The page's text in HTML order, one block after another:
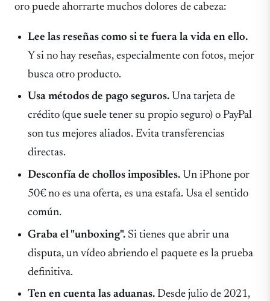
oro puede ahorrarte muchos dolores de cabeza:
Lee las reseñas como si te fuera la vida en ello.
Y si no hay reseñas, especialmente con fotos, mejor
busca otro producto.
Usa métodos de pago seguros. Una tarjeta de
crédito (que suele tener su propio seguro) o PayPal
son tus mejores aliados. Evita transferencias
directas.
Desconfía de chollos imposibles. Un iPhone por
50€ no es una oferta, es una estafa. Usa el sentido
común.
Graba el "unboxing". Si tienes que abrir una
disputa, un vídeo abriendo el paquete es la prueba
definitiva.
Ten en cuenta las aduanas. Desde julio de 2021,